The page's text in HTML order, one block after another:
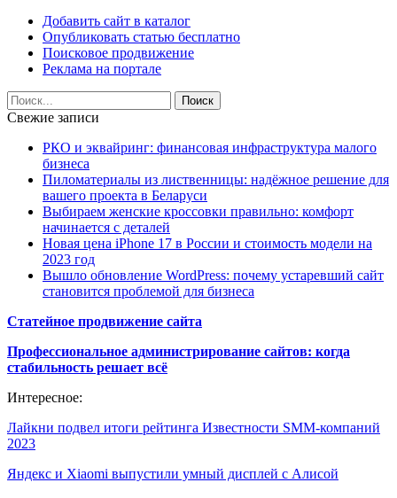
Добавить сайт в каталог
Опубликовать статью бесплатно
Поисковое продвижение
Реклама на портале
Свежие записи
РКО и эквайринг: финансовая инфраструктура малого
бизнеса
Пиломатериалы из лиственницы: надёжное решение для
вашего проекта в Беларуси
Выбираем женские кроссовки правильно: комфорт
начинается с деталей
Новая цена iPhone 17 в России и стоимость модели на
2023 год
Вышло обновление WordPress: почему устаревший сайт
становится проблемой для бизнеса
Статейное продвижение сайта
Профессиональное администрирование сайтов: когда
стабильность решает всё
Интересное:
Лайкни подвел итоги рейтинга Известности SMM-компаний
2023
Яндекс и Xiaomi выпустили умный дисплей с Алисой